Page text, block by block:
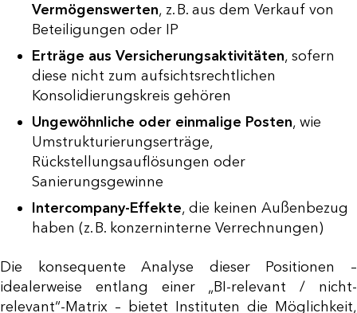
Vermögenswerten, z. B. aus dem Verkauf von
Beteiligungen oder IP
Erträge aus Versicherungsaktivitäten, sofern
diese nicht zum aufsichtsrechtlichen
Konsolidierungskreis gehören
Ungewöhnliche oder einmalige Posten, wie
Umstrukturierungserträge,
Rückstellungsauflösungen oder
Sanierungsgewinne
Intercompany-Effekte, die keinen Außenbezug
haben (z. B. konzerninterne Verrechnungen)
Die konsequente Analyse dieser Positionen –
idealerweise entlang einer „BI-relevant / nicht-
relevant“-Matrix – bietet Instituten die Möglichkeit,